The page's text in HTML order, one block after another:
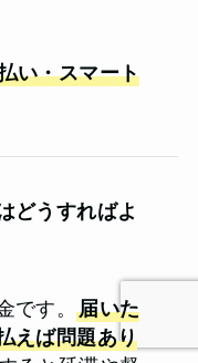
い・スマート
どうすればよ
です。届いた
えば問題あり